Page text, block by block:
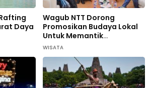
Daya
Wagub NTT Dorong
Promosikan Budaya Lokal
Untuk Memantik
Wisatawan Datang di
WISATA